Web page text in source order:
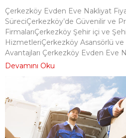
Çerkezköy Evden Eve Nakliyat
SüreciÇerkezköy’de Güvenilir ve
FirmalarıÇerkezköy Şehir içi ve
HizmetleriÇerkezköy Asansörlü ve
Avantajları Çerkezköy Evden Eve
Devamını Oku